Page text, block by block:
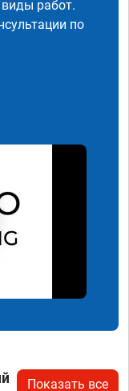
работ.
по
Показать все